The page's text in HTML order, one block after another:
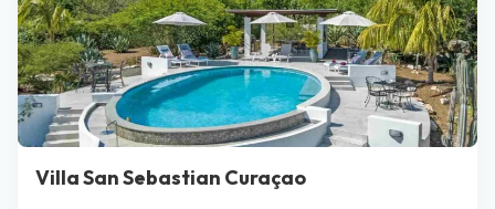
Villa San Sebastian Curaçao